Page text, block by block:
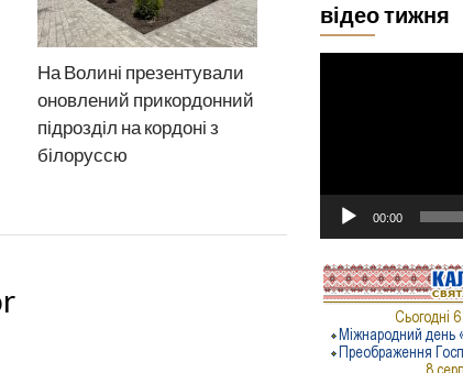
На Волині презентували
оновлений прикордонний
підрозділ на кордоні з
білоруссю
відео тижня
00:00